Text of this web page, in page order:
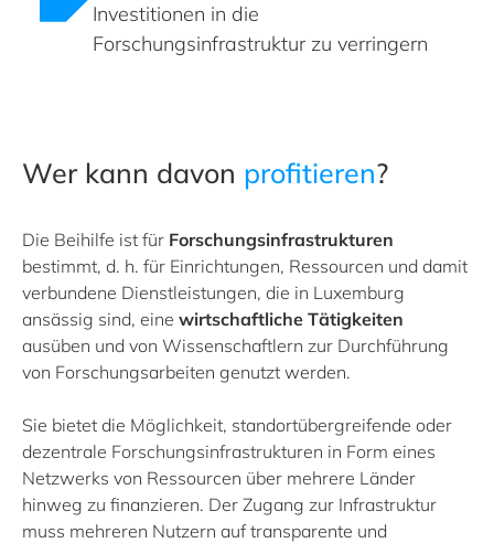
Investitionen in die
Forschungsinfrastruktur zu verringern
Wer kann davon profitieren?
Die Beihilfe ist für Forschungsinfrastrukturen
bestimmt, d. h. für Einrichtungen, Ressourcen und damit
verbundene Dienstleistungen, die in Luxemburg
ansässig sind, eine wirtschaftliche Tätigkeiten
ausüben und von Wissenschaftlern zur Durchführung
von Forschungsarbeiten genutzt werden.
Sie bietet die Möglichkeit, standortübergreifende oder
dezentrale Forschungsinfrastrukturen in Form eines
Netzwerks von Ressourcen über mehrere Länder
hinweg zu finanzieren. Der Zugang zur Infrastruktur
muss mehreren Nutzern auf transparente und